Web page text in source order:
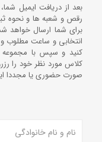
بعد از دریافت ایمیل
رقص و شعبه ها و نحوه
برای شما ارسال خواهد
انتخابی و ساعت مطلوب
کنید و سپس با مجموعه
کلاس مورد نظر خود را
صورت حضوری یا مجددا